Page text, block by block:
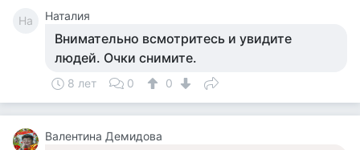
На Наталия
Внимательно всмотритесь и увидите
людей. Очки снимите.
8 лет 0 0
Валентина Демидова